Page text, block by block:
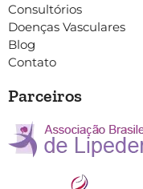
Consultórios
Doenças Vasculares
Blog
Contato
Parceiros